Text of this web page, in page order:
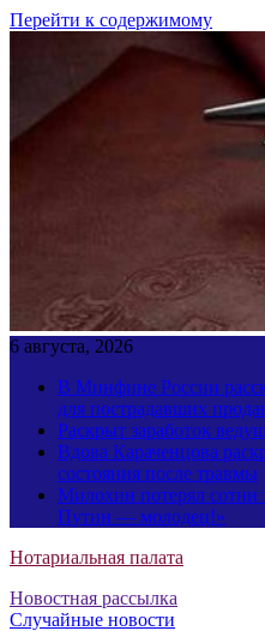
Перейти к содержимому
6 августа, 2026
В Минфине России
для пострадавших
Раскрыт заработок
Вдова Караченцова
состояния после травмы
Милохин потерял сотни
Путин — молодец!»
Нотариальная палата
Новостная рассылка
Случайные новости